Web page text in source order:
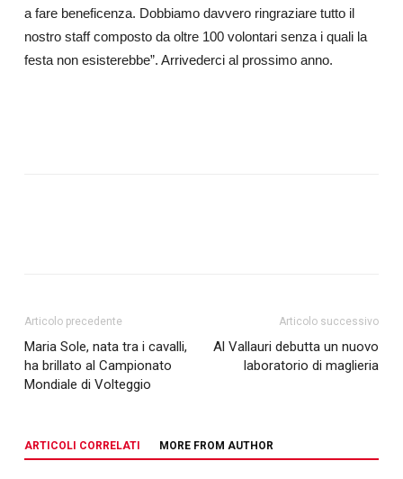
a fare beneficenza. Dobbiamo davvero ringraziare tutto il
nostro staff composto da oltre 100 volontari senza i quali la
festa non esisterebbe”. Arrivederci al prossimo anno.
Articolo precedente
Maria Sole, nata tra i cavalli,
ha brillato al Campionato
Mondiale di Volteggio
Articolo successivo
Al Vallauri debutta un nuovo
laboratorio di maglieria
ARTICOLI CORRELATI MORE FROM AUTHOR